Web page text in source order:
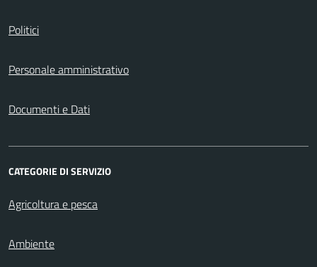
Politici
Personale amministrativo
Documenti e Dati
CATEGORIE DI SERVIZIO
Agricoltura e pesca
Ambiente